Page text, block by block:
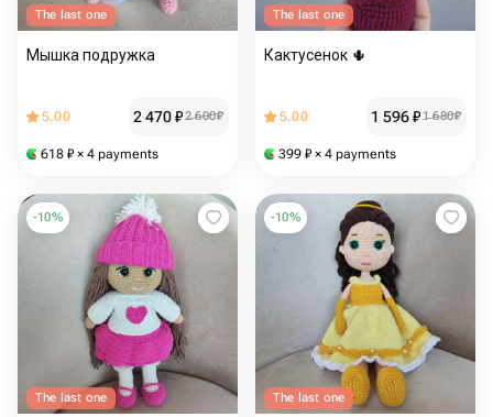
The last one
Мышка подружка
5.00 2 470₽2 600₽
618 ₽ × 4 payments
The last one
Кактусенок 🌵
5.00 1 596₽1 680₽
399 ₽ × 4 payments
-10%
The last one
-10%
The last one